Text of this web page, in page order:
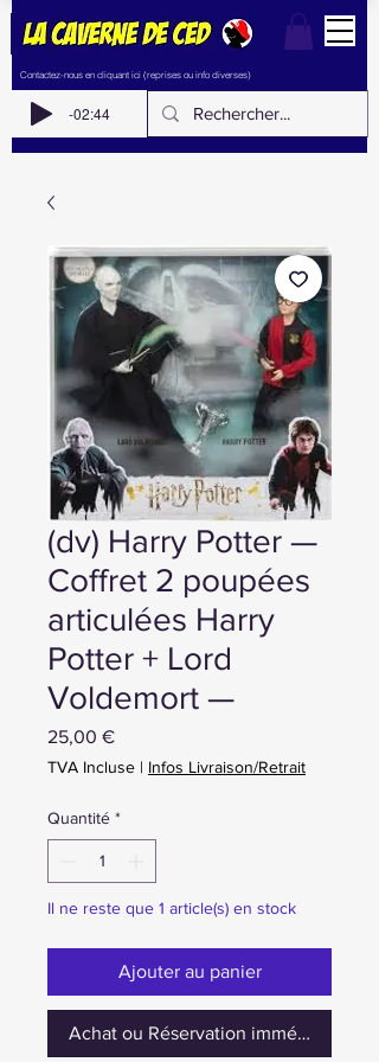
Contactez-nous en cliquant ici (reprises ou info diverses)
-02:44
(dv) Harry Potter —
Coffret 2 poupées
articulées Harry
Potter + Lord
Voldemort —
25,00 €Prix
TVA Incluse | Infos Livraison/Retrait
Quantité *
Il ne reste que 1 article(s) en stock
Ajouter au panier
Achat ou Réservation immédiate